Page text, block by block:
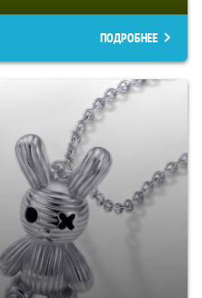
ПОДРОБНЕЕ